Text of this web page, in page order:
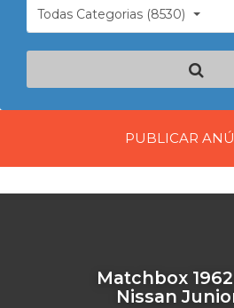
Todas Categorias (8530)
PUBLICAR
Matchbox
Nissan